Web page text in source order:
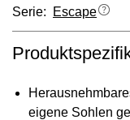
Serie:
Escape
eigene Sohlen